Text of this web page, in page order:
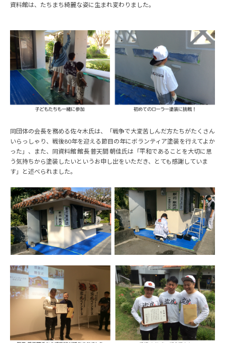
資料館は、たちまち綺麗な姿に生まれ変わりました。
同団体の会長を務める佐々木氏は、「戦争で大変苦しんだ方たちがたくさん
いらっしゃり、戦後80年を迎える節目の年にボランティア塗装を行えてよか
った」、また、同資料館 館長 普天間 朝佳氏は「平和であることを大切に思
う気持ちから塗装したいというお申し出をいただき、とても感謝していま
す」と述べられました。